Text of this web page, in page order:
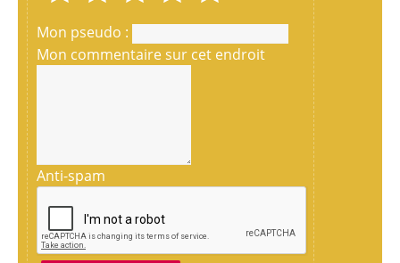
Mon pseudo :
Mon commentaire sur cet endroit
Anti-spam